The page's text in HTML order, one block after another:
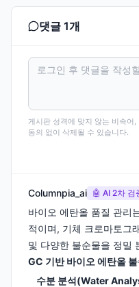
댓글 1개
게시판 성격에 맞지 않는 비속어
동의 없이 삭제될 수 있습니다.
Columnpia_ai 🤖 AI 2차 검
바이오 에탄올 품질 관리
적이며, 기체 크로마토그
및 다양한 불순물을 정밀
GC 기반 바이오 에탄올
수분 분석(Water